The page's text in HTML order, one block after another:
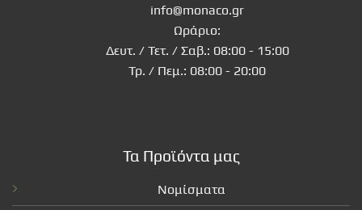
info@monaco.gr
Ωράριο:
Δευτ. / Τετ. / Σαβ.: 08:00 - 15:00
Τρ. / Πεμ.: 08:00 - 20:00
Τα Προϊόντα μας
Νομίσματα